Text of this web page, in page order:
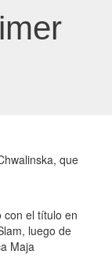
que
con el título en
luego de
Maja